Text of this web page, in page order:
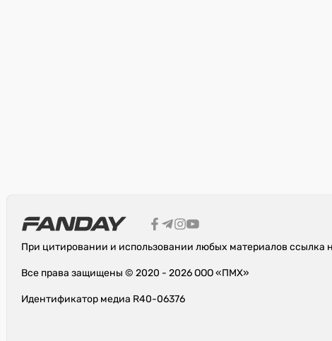
При цитировании и использовании любых материалов ссылка
Все права защищены © 2020 - 2026 ООО «ПМХ»
Идентификатор медиа R40-06376